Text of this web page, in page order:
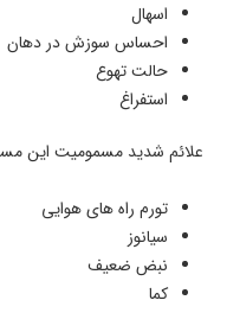
اسهال
احساس سوزش در دهان
حالت تهوع
استفراغ
علائم شدید مسمومیت این
تورم راه های هوایی
سیانوز
نبض ضعیف
کما